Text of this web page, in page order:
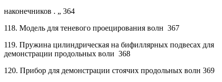
наконечников . „ 364
118. Модель для теневого проецирования волн 367
119. Пружина цилиндрическая на бифиллярных подвесах для
демонстрации продольных воли 368
120. Прибор для демонстрации стоячих продольных волн 369